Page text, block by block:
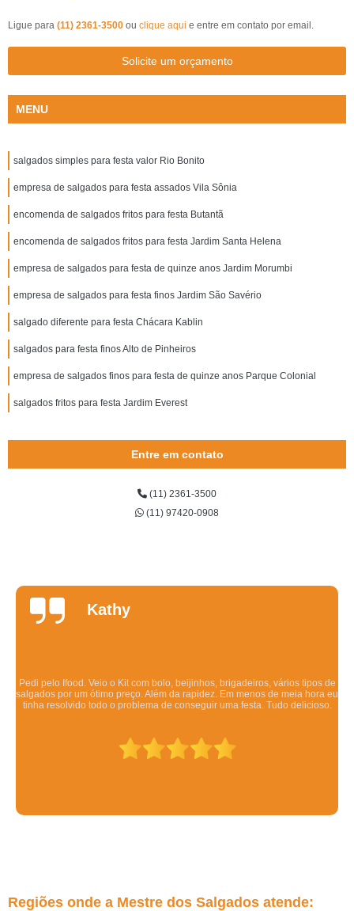
Ligue para (11) 2361-3500 ou clique aqui e entre em contato por email.
Solicite um orçamento
MENU
salgados simples para festa valor Rio Bonito
empresa de salgados para festa assados Vila Sônia
encomenda de salgados fritos para festa Butantã
encomenda de salgados fritos para festa Jardim Santa Helena
empresa de salgados para festa de quinze anos Jardim Morumbi
empresa de salgados para festa finos Jardim São Savério
salgado diferente para festa Chácara Kablin
salgados para festa finos Alto de Pinheiros
empresa de salgados finos para festa de quinze anos Parque Colonial
salgados fritos para festa Jardim Everest
Entre em contato
(11) 2361-3500
(11) 97420-0908
Quintela
Os salgadinhos são maravilhosos. Dizem pra esquentar no forno mas eu
esquento no microondas pra ser rápido e mesmo assim ficam deliciosos.
Todo mundo q comeu gostou.
Regiões onde a Mestre dos Salgados atende: